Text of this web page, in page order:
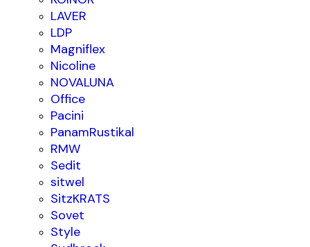
LAVER
LDP
Magniflex
Nicoline
NOVALUNA
Office
Pacini
PanamRustikal
RMW
Sedit
sitwel
SitzKRATS
Sovet
Style